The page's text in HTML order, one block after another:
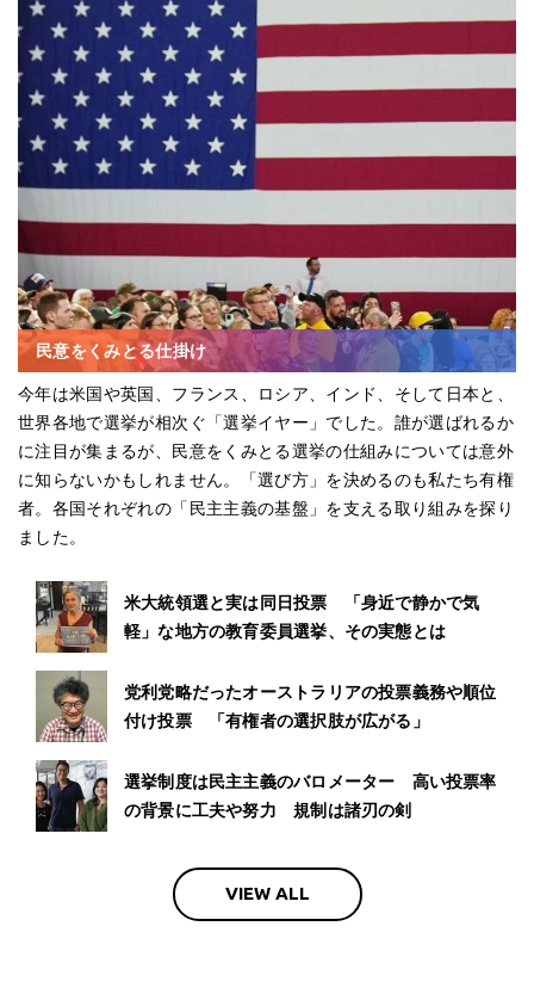
民意をくみとる仕掛け
今年は米国や英国、フランス、ロシア、インド、そして日本と、
世界各地で選挙が相次ぐ「選挙イヤー」でした。誰が選ばれるか
に注目が集まるが、民意をくみとる選挙の仕組みについては意外
に知らないかもしれません。「選び方」を決めるのも私たち有権
者。各国それぞれの「民主主義の基盤」を支える取り組みを探り
ました。
米大統領選と実は同日投票 「身近で静かで気
軽」な地方の教育委員選挙、その実態とは
党利党略だったオーストラリアの投票義務や順位
付け投票 「有権者の選択肢が広がる」
選挙制度は民主主義のバロメーター 高い投票率
の背景に工夫や努力 規制は諸刃の剣
VIEW ALL